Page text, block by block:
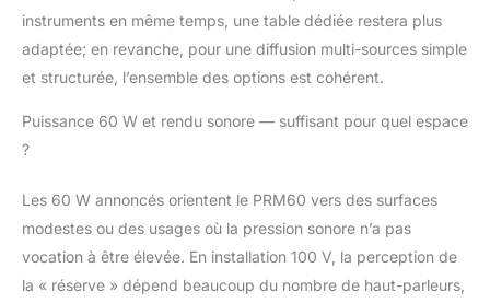
instruments en même temps, une table dédiée restera plus
adaptée; en revanche, pour une diffusion multi-sources simple
et structurée, l’ensemble des options est cohérent.
Puissance 60 W et rendu sonore — suffisant pour quel espace
?
Les 60 W annoncés orientent le PRM60 vers des surfaces
modestes ou des usages où la pression sonore n’a pas
vocation à être élevée. En installation 100 V, la perception de
la « réserve » dépend beaucoup du nombre de haut-parleurs,